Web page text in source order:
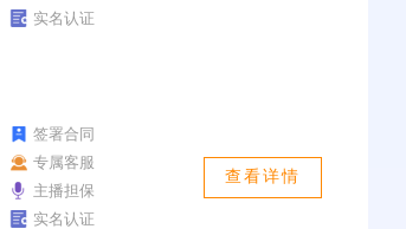
实名认证
签署合同
专属客服
主播担保
实名认证
查看详情